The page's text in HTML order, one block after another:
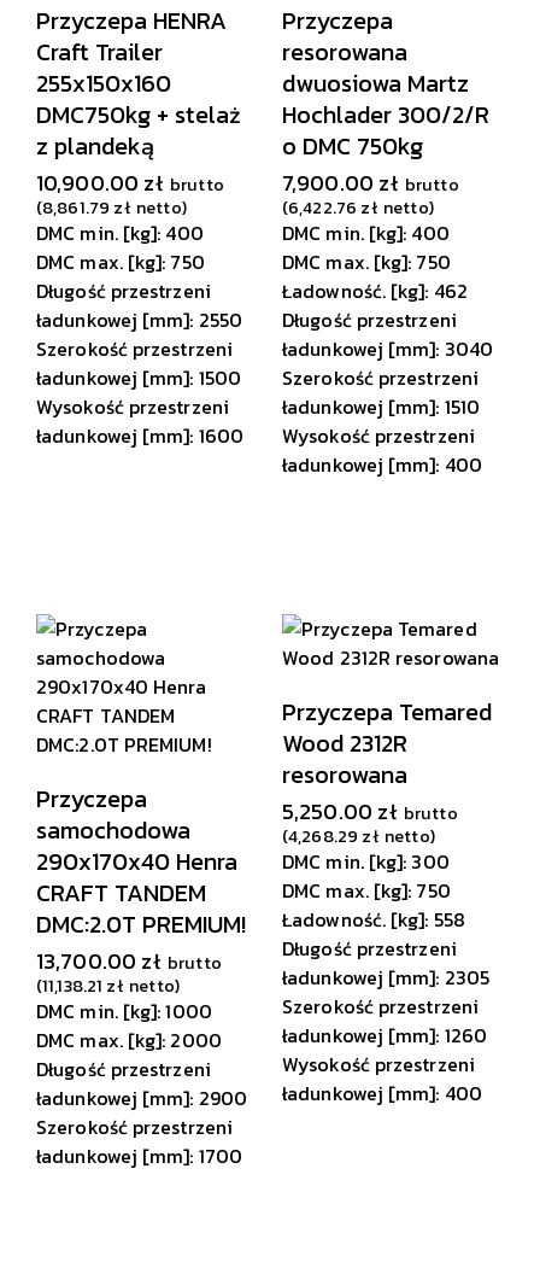
Przyczepa HENRA
Craft Trailer
255x150x160
DMC750kg + stelaż
z plandeką
10,900.00 zł brutto
(8,861.79 zł netto)
DMC min. [kg]: 400
DMC max. [kg]: 750
Długość przestrzeni
ładunkowej [mm]: 2550
Szerokość przestrzeni
ładunkowej [mm]: 1500
Wysokość przestrzeni
ładunkowej [mm]: 1600
Przyczepa
resorowana
dwuosiowa Martz
Hochlader 300/2/R
o DMC 750kg
7,900.00 zł brutto
(6,422.76 zł netto)
DMC min. [kg]: 400
DMC max. [kg]: 750
Ładowność. [kg]: 462
Długość przestrzeni
ładunkowej [mm]: 3040
Szerokość przestrzeni
ładunkowej [mm]: 1510
Wysokość przestrzeni
ładunkowej [mm]: 400
Przyczepa
samochodowa
290x170x40 Henra
CRAFT TANDEM
DMC:2.0T PREMIUM!
13,700.00 zł brutto
(11,138.21 zł netto)
DMC min. [kg]: 1000
DMC max. [kg]: 2000
Długość przestrzeni
ładunkowej [mm]: 2900
Szerokość przestrzeni
ładunkowej [mm]: 1700
Przyczepa Temared
Wood 2312R
resorowana
5,250.00 zł brutto
(4,268.29 zł netto)
DMC min. [kg]: 300
DMC max. [kg]: 750
Ładowność. [kg]: 558
Długość przestrzeni
ładunkowej [mm]: 2305
Szerokość przestrzeni
ładunkowej [mm]: 1260
Wysokość przestrzeni
ładunkowej [mm]: 400